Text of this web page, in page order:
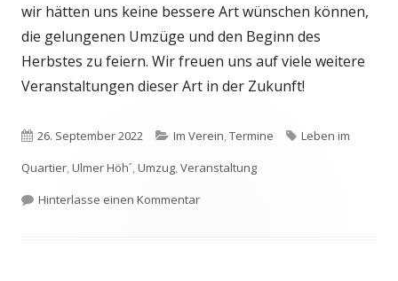
wir hätten uns keine bessere Art wünschen können,
die gelungenen Umzüge und den Beginn des
Herbstes zu feiern. Wir freuen uns auf viele weitere
Veranstaltungen dieser Art in der Zukunft!
Veröffentlicht
am
26. September 2022 Kategorien
Im Verein,Termine Schlagwörter
Leben im
Quartier,Ulmer Höh´,Umzug,Veranstaltung
Hinterlasse einen Kommentarzu Große WIG-Grillparty im l’Abbaye